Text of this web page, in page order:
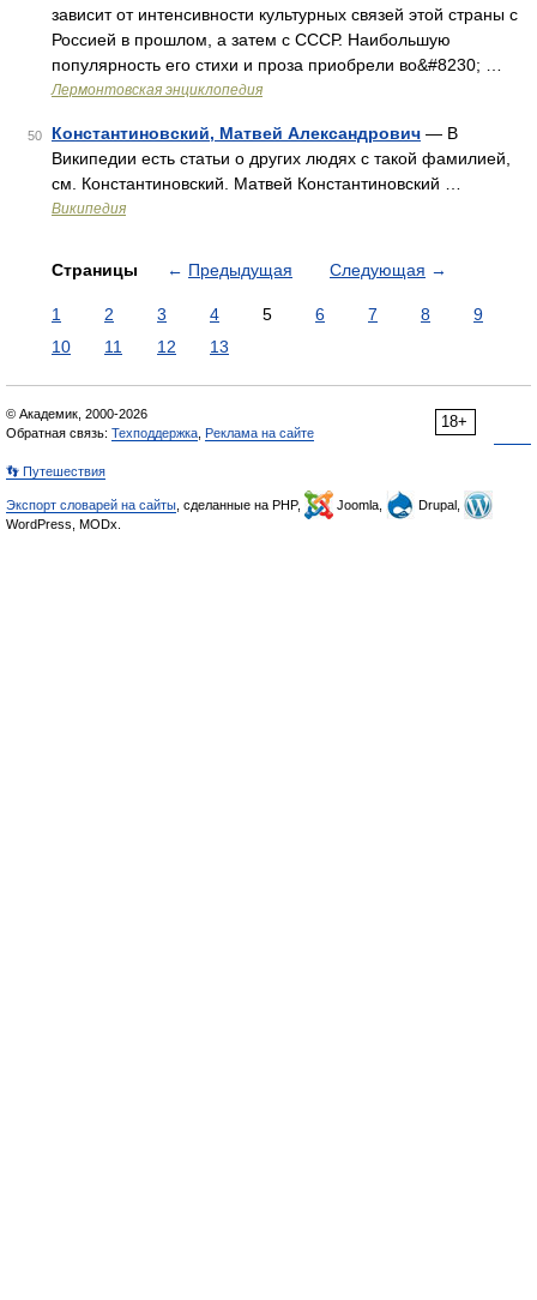
зависит от интенсивности культурных связей этой страны с
Россией в прошлом, а затем с СССР. Наибольшую
популярность его стихи и проза приобрели во&#8230; …
Лермонтовская энциклопедия
50 Константиновский, Матвей Александрович — В
Википедии есть статьи о других людях с такой фамилией,
см. Константиновский. Матвей Константиновский …
Википедия
Страницы ← Предыдущая Следующая →
1 2 3 4 5 6 7 8
9
10
11 12 13
18+
© Академик, 2000-2026
Обратная связь: Техподдержка Реклама на сайте
👣 Путешествия
Экспорт словарей на сайты , сделанные на PHP, Joomla,
Drupal,
WordPress, MODx.